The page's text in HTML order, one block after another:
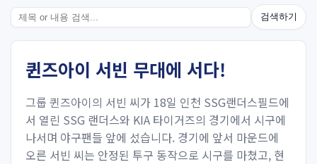
검색하기
퀸즈아이 서빈 무대에 서다!
그룹 퀸즈아이의 서빈 씨가 18일 인천 SSG랜더스필드에
서 열린 SSG 랜더스와 KIA 타이거즈의 경기에서 시구에
나서며 야구팬들 앞에 섰습니다. 경기에 앞서 마운드에
오른 서빈 씨는 안정된 투구 동작으로 시구를 마쳤고, 현